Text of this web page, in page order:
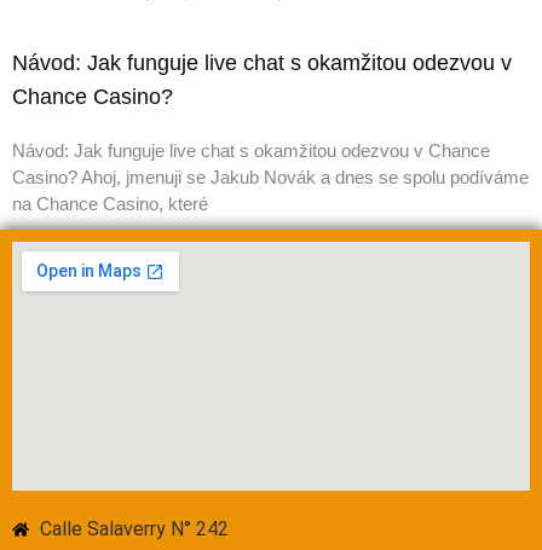
Návod: Jak funguje live chat s okamžitou odezvou v
Chance Casino?
Návod: Jak funguje live chat s okamžitou odezvou v Chance
Casino? Ahoj, jmenuji se Jakub Novák a dnes se spolu podíváme
na Chance Casino, které
Calle Salaverry N° 242